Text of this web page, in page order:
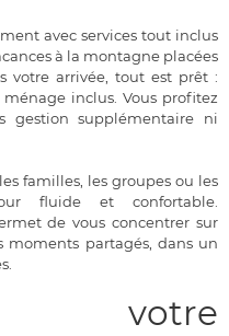
avec services tout inclus
à la montagne placées
votre arrivée, tout est prêt :
inclus. Vous profitez
gestion supplémentaire ni
familles, les groupes ou les
fluide et confortable.
de vous concentrer sur
moments partagés, dans un
votre